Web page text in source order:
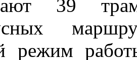
39
режим